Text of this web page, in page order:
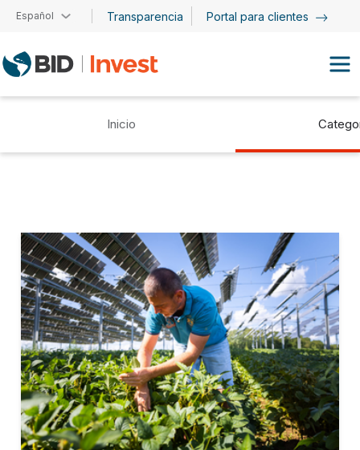
Pasar al contenido principal
Español Transparencia Portal para clientes
Inicio